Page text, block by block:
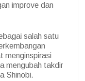
improve dan
salah satu
menginspirasi
mengubah takdir
Shinobi.